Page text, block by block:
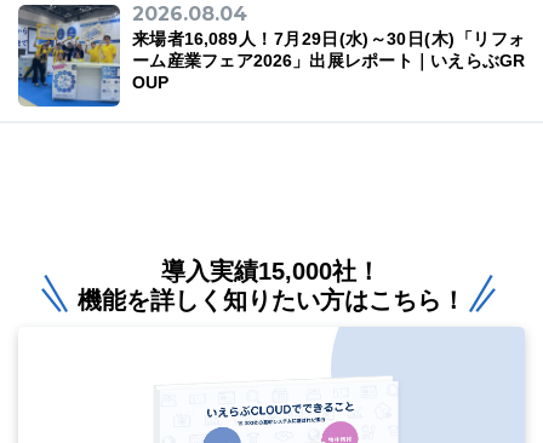
2026.08.04
来場者16,089人！7月29日(水)～30日(木)「リフォ
ーム産業フェア2026」出展レポート｜いえらぶGR
OUP
導入実績15,000社！
機能を詳しく知りたい方はこちら！